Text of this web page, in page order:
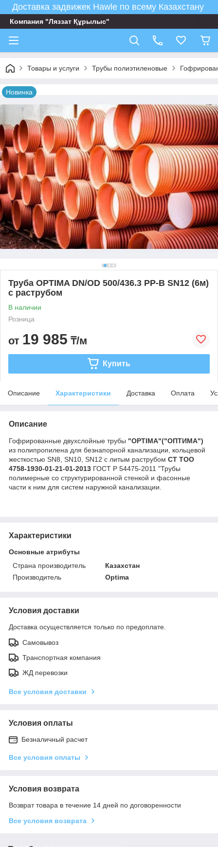
Доставка задвижек Hawle по всему Казахстану
Компания "Ляззат Құрылыс"
Товары и услуги Трубы полиэтиленовые
Новинка
Труба OPTIMA DN/OD 500/436.3 PP-B SN12 (6м)
с раструбом
В наличии
Розница
от 19 985 ₸/м
Купить
Описание Характеристики Доставка Оплата
Описание
Гофрированные двухслойные трубы "OPTIMA"("ОПТИМА")
из полипропилена для безнапорной канализации, кольцевой
жесткостью SN8, SN10, SN12 с литым раструбом СТ ТОО
4758-1930-01-21-01-2013 ГОСТ Р 54475-2011 "Трубы
полимерные со структурированной стенкой и фасонные
части к ним для систем наружной канализации.
Характеристики
Основные атрибуты
Страна производитель
Казахстан
Производитель
Optima
Условия доставки
Доставка осуществляется только по предоплате.
Самовывоз
Транспортная компания
ЖД перевозки
Все условия доставки
Условия оплаты
Безналичный расчет
Все условия оплаты
Условия возврата
Возврат товара в течение 14 дней по договоренности
Все условия возврата